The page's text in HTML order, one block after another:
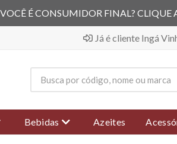
VOCÊ É CONSUMIDOR FINAL? CLIQUE
Já é cliente Ingá
Bebidas Azeites